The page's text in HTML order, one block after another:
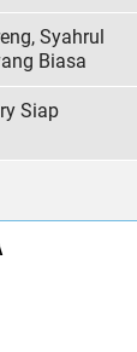
Syahrul
Biasa
Siap